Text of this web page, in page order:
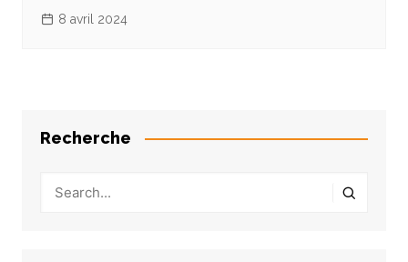
8 avril 2024
Recherche